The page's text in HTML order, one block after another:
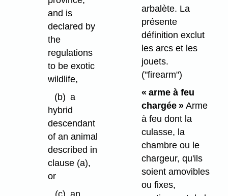
and is
declared by
the
regulations
to be exotic
wildlife,
(b) a
hybrid
descendant
of an animal
described in
clause (a),
or
(c) an
arbalète. La
présente
définition exclut
les arcs et les
jouets.
("firearm")
« arme à feu
chargée »Arme
à feu dont la
culasse, la
chambre ou le
chargeur, qu'ils
soient amovibles
ou fixes,